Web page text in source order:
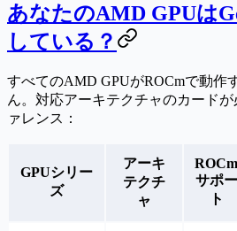
あなたのAMD GPUは
している？
すべてのAMD GPUがROCmで動作
ん。対応アーキテクチャのカード
ァレンス：
GPUシリー
ズ
アーキ
テクチ
ャ
ROCm
サポー
ト